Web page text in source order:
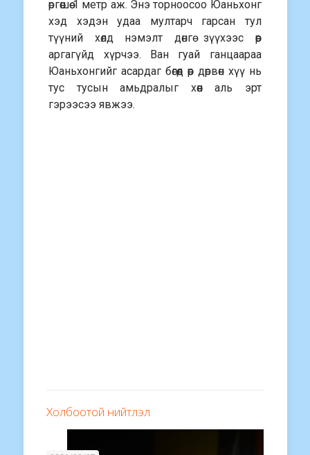
өргөөшөө 1 метр аж. Энэ торноосоо Юаньхонг
хэд хэдэн удаа мултарч гарсан тул
түүний хөлд нэмэлт дөнгө зүүхээс өөр
аргагүйд хүрчээ. Ван гуай ганцаараа
Юаньхонгийг асардаг бөгөөд өөр дөрвөн хүү нь
тус тусын амьдралыг хөөн аль эрт
гэрээсээ явжээ.
Холбоотой нийтлэл